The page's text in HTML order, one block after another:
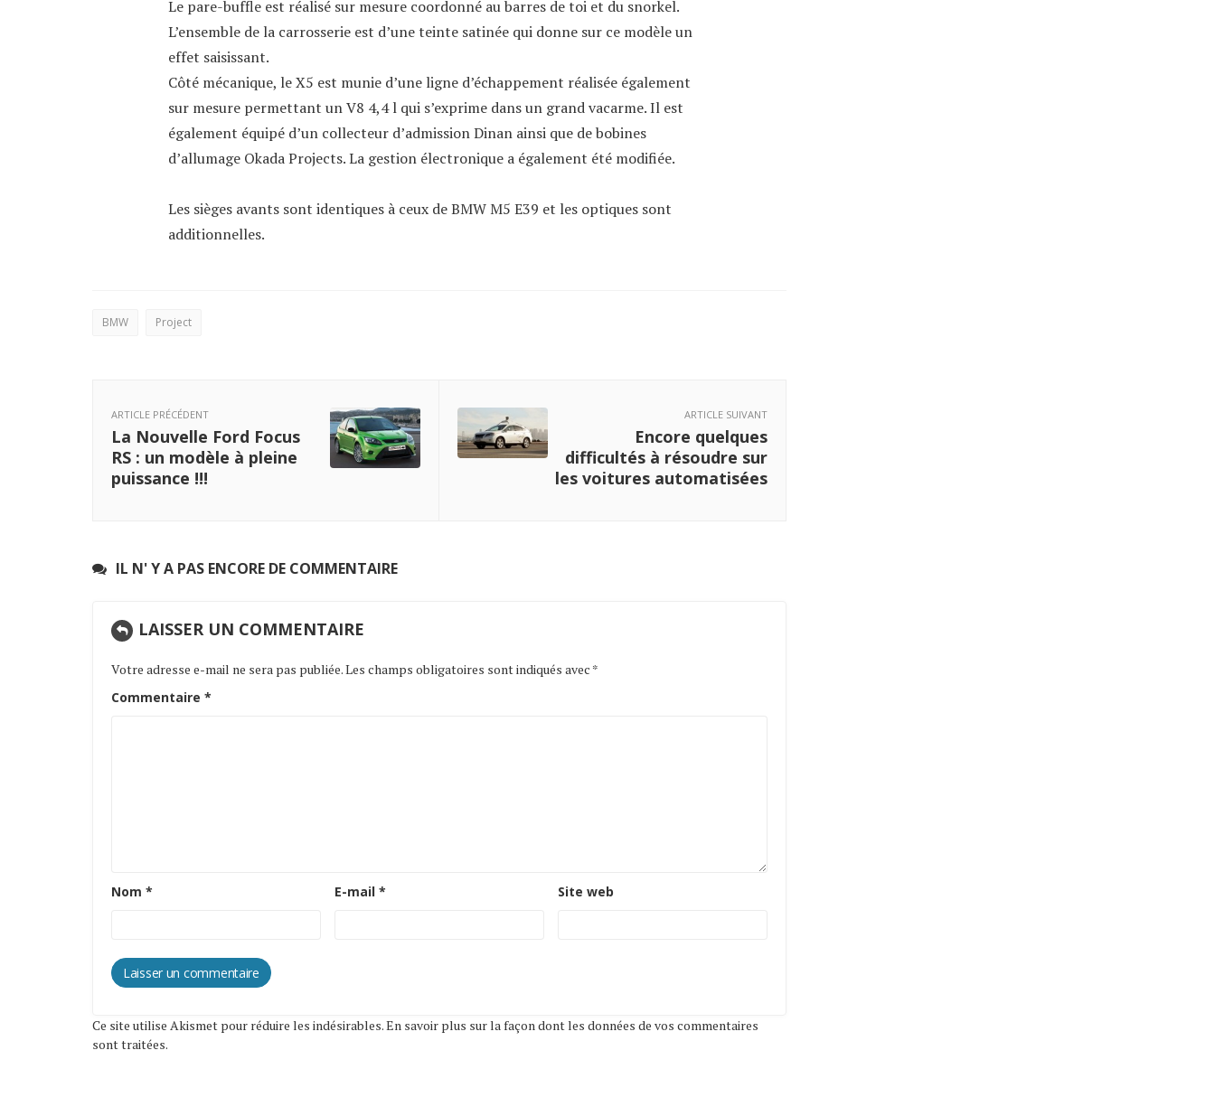
Le pare-buffle est réalisé sur mesure coordonné au barres de toi et du snorkel.
L’ensemble de la carrosserie est d’une teinte satinée qui donne sur ce modèle un
effet saisissant.
Côté mécanique, le X5 est munie d’une ligne d’échappement réalisée également
sur mesure permettant un V8 4,4 l qui s’exprime dans un grand vacarme. Il est
également équipé d’un collecteur d’admission Dinan ainsi que de bobines
d’allumage Okada Projects. La gestion électronique a également été modifiée.
Les sièges avants sont identiques à ceux de BMW M5 E39 et les optiques sont
additionnelles.
BMW Project
ARTICLE PRÉCÉDENT
La Nouvelle Ford Focus
RS : un modèle à pleine
puissance !!!
ARTICLE SUIVANT
Encore quelques
difficultés à résoudre sur
les voitures automatisées
IL N' Y A PAS ENCORE DE COMMENTAIRE
LAISSER UN COMMENTAIRE
Votre adresse e-mail ne sera pas publiée.Les champs obligatoires sont indiqués avec *
Commentaire *
Nom * E-mail * Site web
Ce site utilise Akismet pour réduire les indésirables.En savoir plus sur la façon dont les données de vos commentaires
sont traitées.